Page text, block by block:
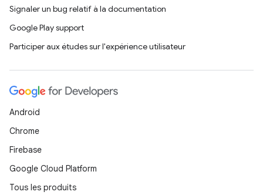
Signaler un bug relatif à la documentation
Google Play support
Participer aux études sur l'expérience utilisateur
Android
Chrome
Firebase
Google Cloud Platform
Tous les produits